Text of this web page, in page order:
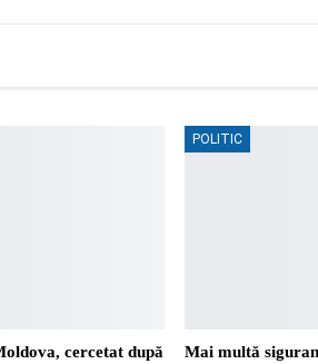
cercetat după
POLITIC
Mai multă